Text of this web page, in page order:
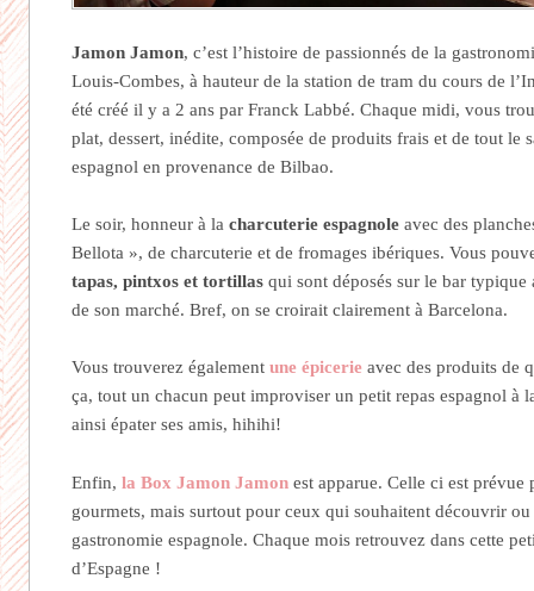
Jamon Jamon, c’est l’histoire de passionnés de la
Louis-Combes, à hauteur de la station de tram du cours de
été créé il y a 2 ans par Franck Labbé. Chaque midi, vous
plat, dessert, inédite, composée de produits frais et de tout le
espagnol en provenance de Bilbao.
Le soir, honneur à lacharcuterie espagnole avec des
Bellota », de charcuterie et de fromages ibériques. Vous
tapas, pintxos et tortillas qui sont déposés sur le bar typique
de son marché. Bref, on se croirait clairement à Barcelona.
Vous trouverez égalementune épicerie avec des produits de
ça, tout un chacun peut improviser un petit repas espagnol à
ainsi épater ses amis, hihihi!
Enfin, la Box Jamon Jamon est apparue. Celle ci est prévue
gourmets, mais surtout pour ceux qui souhaitent découvrir
gastronomie espagnole. Chaque mois retrouvez dans cette
d’Espagne !